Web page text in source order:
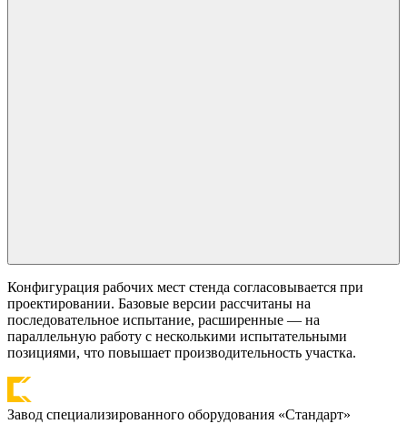
Конфигурация рабочих мест стенда согласовывается при
проектировании. Базовые версии рассчитаны на
последовательное испытание, расширенные — на
параллельную работу с несколькими испытательными
позициями, что повышает производительность участка.
Завод специализированного оборудования «Стандарт»